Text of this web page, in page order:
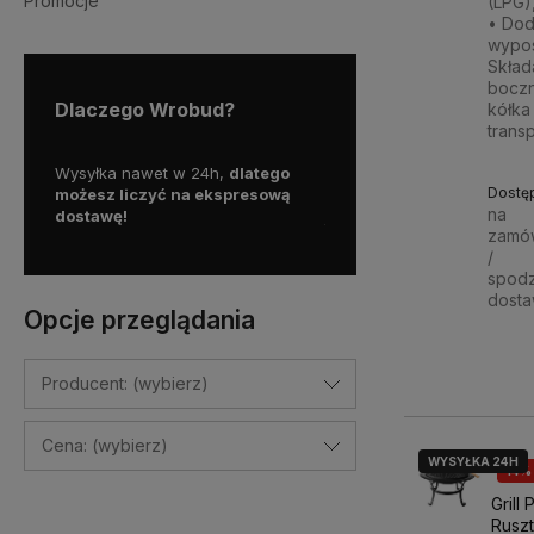
Dlaczego Wrobud?
Wysyłka nawet w 24h, dlatego
możesz liczyć na ekspresową
dostawę!
Opcje przeglądania
Producent: (wybierz)
Cena: (wybierz)
•
kółka
na
/
14%
WYSYŁKA 24H
Grill